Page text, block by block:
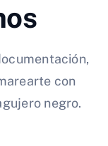
con
negro.